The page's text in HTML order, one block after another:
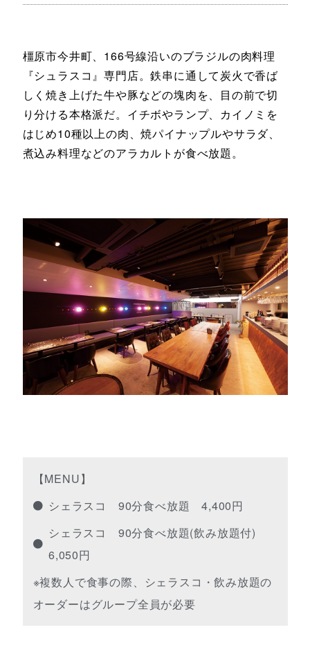
橿原市今井町、166号線沿いのブラジルの肉料理
『シュラスコ』専門店。鉄串に通して炭火で香ば
しく焼き上げた牛や豚などの塊肉を、目の前で切
り分ける本格派だ。イチボやランプ、カイノミを
はじめ10種以上の肉、焼パイナップルやサラダ、
煮込み料理などのアラカルトが食べ放題。
【MENU】
シェラスコ 90分食べ放題 4,400円
シェラスコ 90分食べ放題(飲み放題付)
6,050円
※複数人で食事の際、シェラスコ・飲み放題の
オーダーはグループ全員が必要